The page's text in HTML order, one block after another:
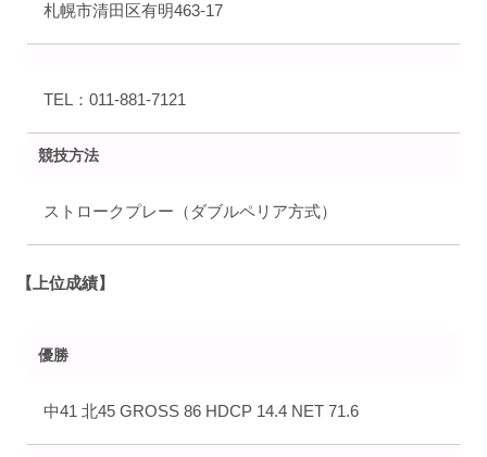
札幌市清田区有明463-17
TEL：011-881-7121
競技方法
ストロークプレー（ダブルペリア方式）
【上位成績】
優勝
中41 北45 GROSS 86 HDCP 14.4 NET 71.6